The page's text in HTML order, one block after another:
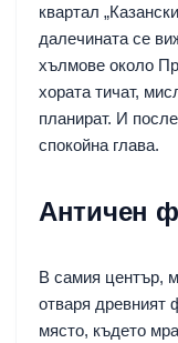
квартал
далечината се
хълмове около
хората тичат,
планират. И
спокойна глава.
Античен
В самия център,
отваря древният
място, където